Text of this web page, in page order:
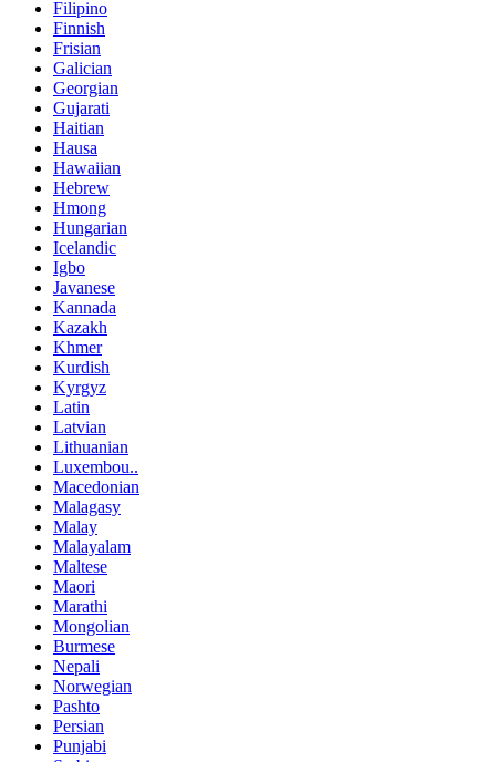
Filipino
Finnish
Frisian
Galician
Georgian
Gujarati
Haitian
Hausa
Hawaiian
Hebrew
Hmong
Hungarian
Icelandic
Igbo
Javanese
Kannada
Kazakh
Khmer
Kurdish
Kyrgyz
Latin
Latvian
Lithuanian
Luxembou..
Macedonian
Malagasy
Malay
Malayalam
Maltese
Maori
Marathi
Mongolian
Burmese
Nepali
Norwegian
Pashto
Persian
Punjabi